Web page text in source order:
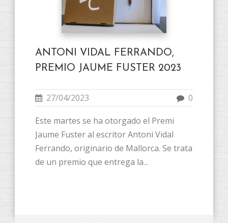
ANTONI VIDAL FERRANDO,
PREMIO JAUME FUSTER 2023
27/04/2023 0
Este martes se ha otorgado el Premi
Jaume Fuster al escritor Antoni Vidal
Ferrando, originario de Mallorca. Se trata
de un premio que entrega la...